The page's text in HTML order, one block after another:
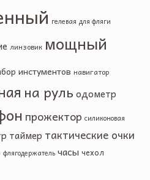
гелевая для фляги
линзовик мощный
инстументов навигатор
на руль одометр
прожектор силиконовая
таймер тактические очки
флягодержатель часы чехол